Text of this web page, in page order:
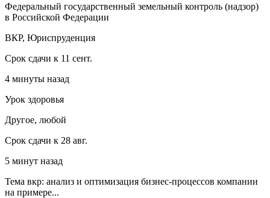
Федеральный государственный земельный контроль (надзор)
в Российской Федерации
ВКР, Юриспруденция
Срок сдачи к 11 сент.
4 минуты назад
Урок здоровья
Другое, любой
Срок сдачи к 28 авг.
5 минут назад
Тема вкр: анализ и оптимизация бизнес-процессов компании
на примере...